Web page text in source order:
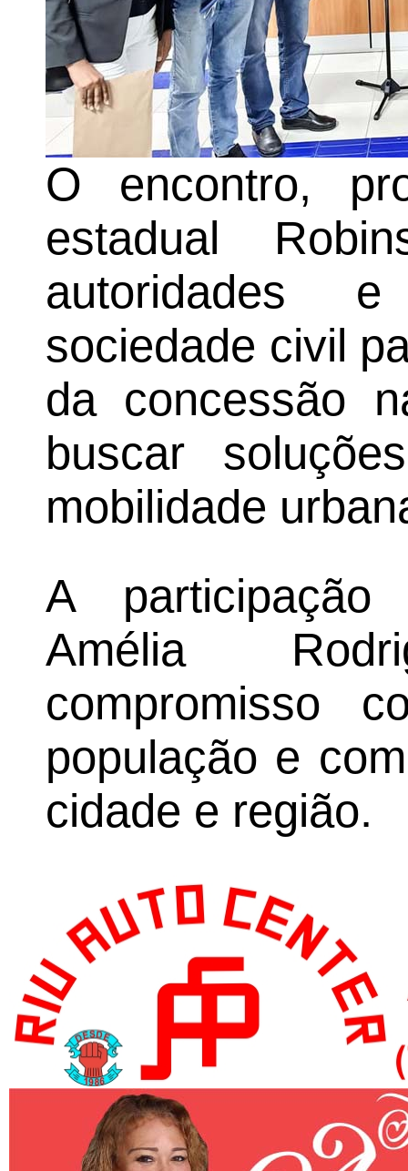
O encontro,
estadual
autoridades
sociedade civil
da concessão
buscar
mobilidade
A
Amélia
compromisso
população e
cidade e região.